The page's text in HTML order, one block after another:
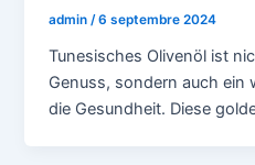
admin/6 septembre 2024
Tunesisches Olivenöl ist
Genuss, sondern auch ein
die Gesundheit. Diese